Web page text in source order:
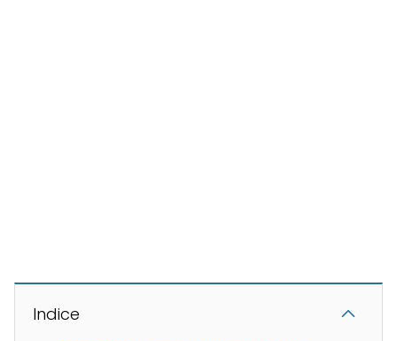
Indice